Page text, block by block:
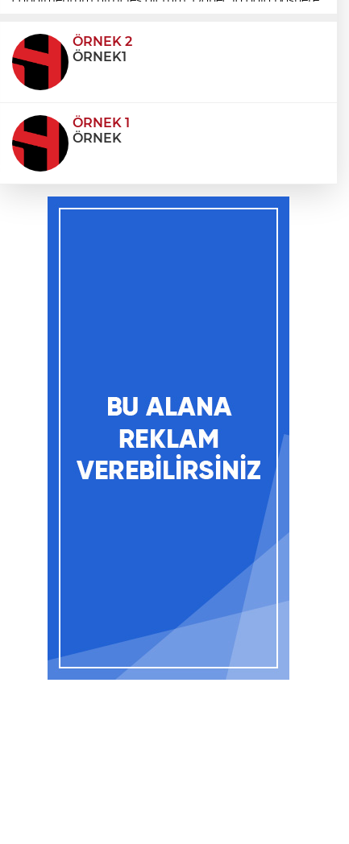
ÖRNEK 2
ÖRNEK1
ÖRNEK 1
ÖRNEK